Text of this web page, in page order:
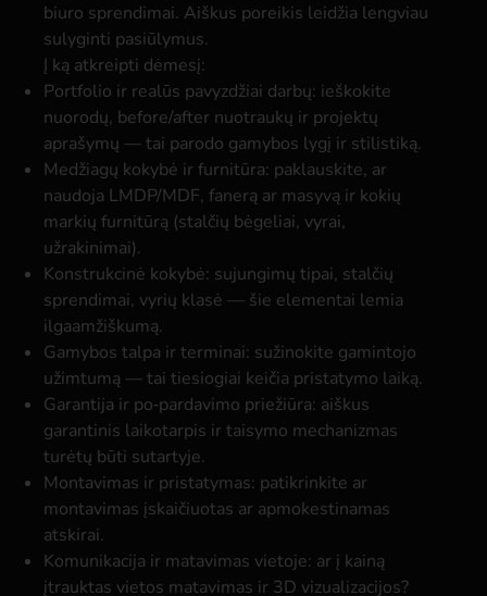
biuro sprendimai. Aiškus poreikis leidžia lengviau
sulyginti pasiūlymus.
Į ką atkreipti dėmesį:
Portfolio ir realūs pavyzdžiai darbų: ieškokite
nuorodų, before/after nuotraukų ir projektų
aprašymų — tai parodo gamybos lygį ir stilistiką.
Medžiagų kokybė ir furnitūra: paklauskite, ar
naudoja LMDP/MDF, fanerą ar masyvą ir kokių
markių furnitūrą (stalčių bėgeliai, vyrai,
užrakinimai).
Konstrukcinė kokybė: sujungimų tipai, stalčių
sprendimai, vyrių klasė — šie elementai lemia
ilgaamžiškumą.
Gamybos talpa ir terminai: sužinokite gamintojo
užimtumą — tai tiesiogiai keičia pristatymo laiką.
Garantija ir po‑pardavimo priežiūra: aiškus
garantinis laikotarpis ir taisymo mechanizmas
turėtų būti sutartyje.
Montavimas ir pristatymas: patikrinkite ar
montavimas įskaičiuotas ar apmokestinamas
atskirai.
Komunikacija ir matavimas vietoje: ar į kainą
įtrauktas vietos matavimas ir 3D vizualizacijos?